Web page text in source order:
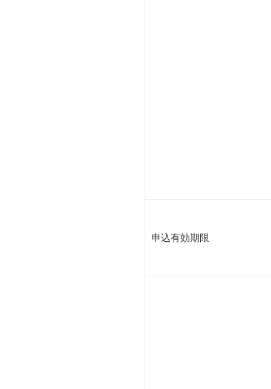
申込有効期限